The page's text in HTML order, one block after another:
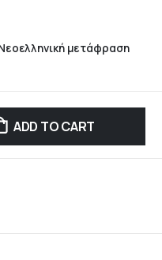
μετάφραση
ADD TO CART